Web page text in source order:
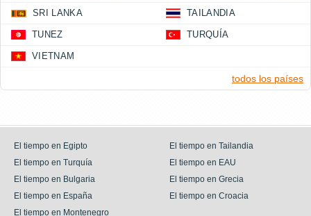
SRI LANKA TAILANDIA
TUNEZ TURQUÍA
VIETNAM
todos los países
El tiempo en Egipto
El tiempo en Tailandia
El tiempo en Turquía
El tiempo en EAU
El tiempo en Bulgaria
El tiempo en Grecia
El tiempo en España
El tiempo en Croacia
El tiempo en Montenegro